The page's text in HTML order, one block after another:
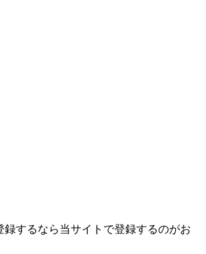
録するなら当サイトで登録するのがお